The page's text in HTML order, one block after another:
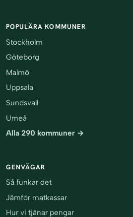
POPULÄRA KOMMUNER
Stockholm
Göteborg
Malmö
Uppsala
Sundsvall
Umeå
Alla 290 kommuner →
GENVÄGAR
Så funkar det
Jämför matkassar
Hur vi tjänar pengar